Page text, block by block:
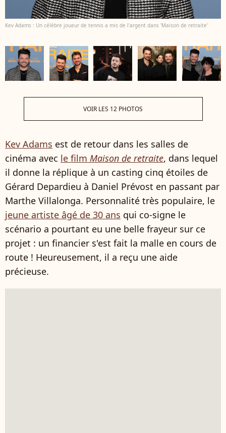
Kev Adams : Un célèbre joueur de tennis a mis de l'argent dans 'Maison de retraite'
VOIR LES 12 PHOTOS
Kev Adams est de retour dans les salles de
cinéma avec le film Maison de retraite, dans lequel
il donne la réplique à un casting cinq étoiles de
Gérard Depardieu à Daniel Prévost en passant par
Marthe Villalonga. Personnalité très populaire, le
jeune artiste âgé de 30 ans qui co-signe le
scénario a pourtant eu une belle frayeur sur ce
projet : un financier s'est fait la malle en cours de
route ! Heureusement, il a reçu une aide
précieuse.